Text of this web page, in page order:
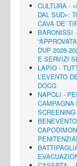
CULTURA -
DAL SUD»:
CAVA DE'
BARONISSI
DUP 2026-
E SERVIZI
LAPIO -
L’EVENTO
DOCG
NAPOLI -
CAMPAGNA